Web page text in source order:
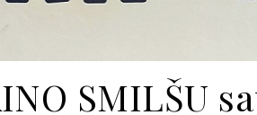
SMILŠU